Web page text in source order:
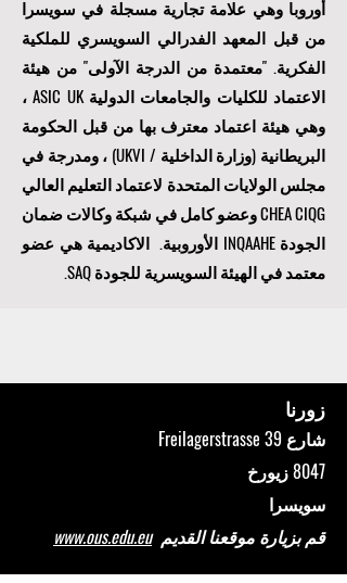
أوروبا وهي علامة تجارية مسجلة في سويسرا
من قبل المعهد الفدرالي السويسري للملكية
الفكرية. "معتمدة من الدرجة الآولى" من هيئة
الاعتماد للكليات والجامعات الدولية ASIC UK ،
وهي هيئة اعتماد معترف بها من قبل الحكومة
البريطانية (وزارة الداخلية / UKVI) ، ومدرجة في
مجلس الولايات المتحدة لاعتماد التعليم العالي
CHEA CIQG وعضو كامل في شبكة وكالات ضمان
الجودة INQAAHE الأوروبية. الاكاديمية هي عضو
معتمد في الهيئة السويسرية للجودة SAQ.
زورنا
شارع Freilagerstrasse 39
8047 زيورخ
سويسرا
قم بزيارة موقعنا القديمwww.ous.edu.eu